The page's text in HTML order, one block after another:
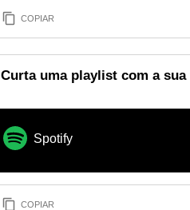
COPIAR
Curta uma playlist com a
Spotify
COPIAR